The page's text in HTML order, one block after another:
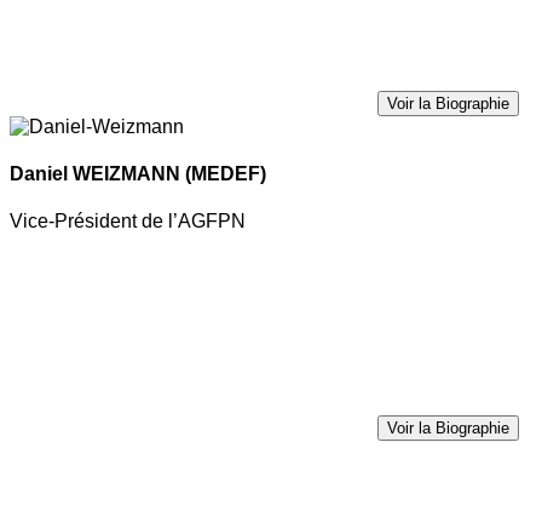
Voir la Biographie
Daniel WEIZMANN (MEDEF)
Vice-Président de l’AGFPN
Voir la Biographie